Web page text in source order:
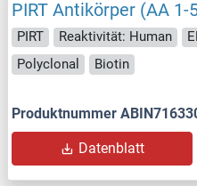
PIRT Antikörper (AA 1-
PIRT Reaktivität: Human
Polyclonal
Biotin
Produktnummer
Datenblatt